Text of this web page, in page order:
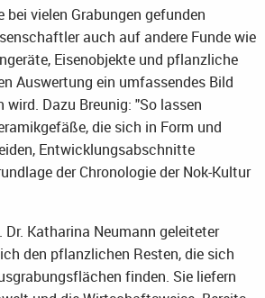
bei vielen Grabungen gefunden
auch auf andere Funde wie
Eisenobjekte und pflanzliche
Auswertung ein umfassendes Bild
wird. Dazu Breunig: "So lassen
die sich in Form und
Entwicklungsabschnitte
der Chronologie der Nok-Kultur
Dr. Katharina Neumann geleiteter
den pflanzlichen Resten, die sich
finden. Sie liefern